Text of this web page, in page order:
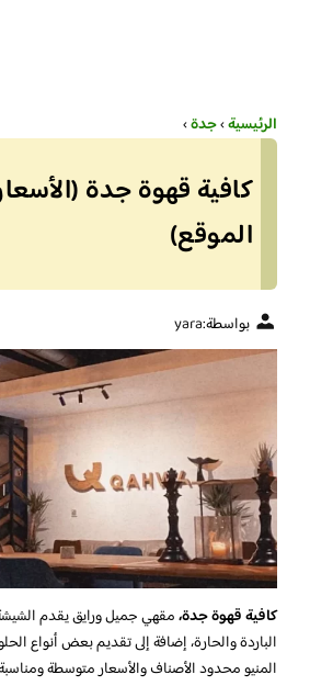
الرئيسية›جدة›
كافية قهوة جدة
الموقع)
بواسطة:yara
كافية قهوة جدة،مقهي جميل ورايق يقدم
الباردة والحارة، إضافة إلى تقديم بعض أنواع
المنيو محدود الأصناف والأسعار متوسطة